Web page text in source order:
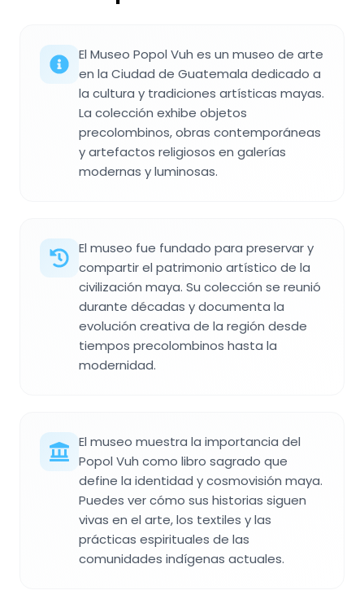
El Museo Popol Vuh es un museo de arte
en la Ciudad de Guatemala dedicado a
la cultura y tradiciones artísticas mayas.
La colección exhibe objetos
precolombinos, obras contemporáneas
y artefactos religiosos en galerías
modernas y luminosas.
El museo fue fundado para preservar y
compartir el patrimonio artístico de la
civilización maya. Su colección se reunió
durante décadas y documenta la
evolución creativa de la región desde
tiempos precolombinos hasta la
modernidad.
El museo muestra la importancia del
Popol Vuh como libro sagrado que
define la identidad y cosmovisión maya.
Puedes ver cómo sus historias siguen
vivas en el arte, los textiles y las
prácticas espirituales de las
comunidades indígenas actuales.